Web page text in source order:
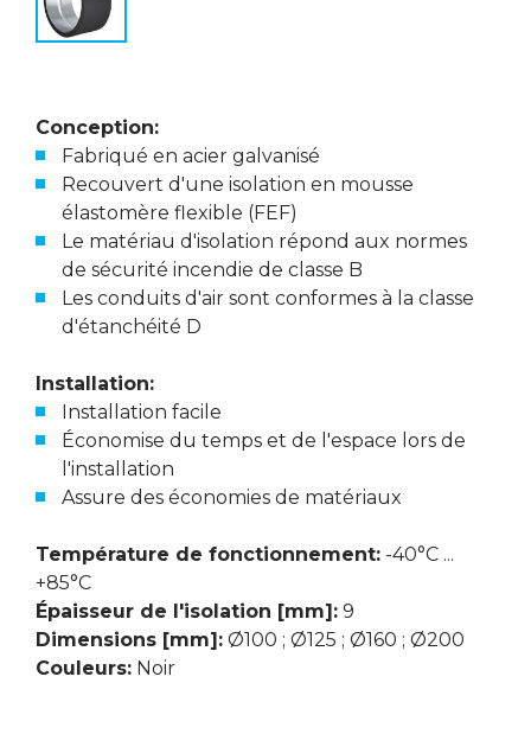
Conception:
Fabriqué en acier galvanisé
Recouvert d'une isolation en mousse
élastomère flexible (FEF)
Le matériau d'isolation répond aux normes
de sécurité incendie de classe B
Les conduits d'air sont conformes à la classe
d'étanchéité D
Installation:
Installation facile
Économise du temps et de l'espace lors de
l'installation
Assure des économies de matériaux
Température de fonctionnement: -40°C ...
+85°C
Épaisseur de l'isolation [mm]: 9
Dimensions [mm]: Ø100 ; Ø125 ; Ø160 ; Ø200
Couleurs: Noir